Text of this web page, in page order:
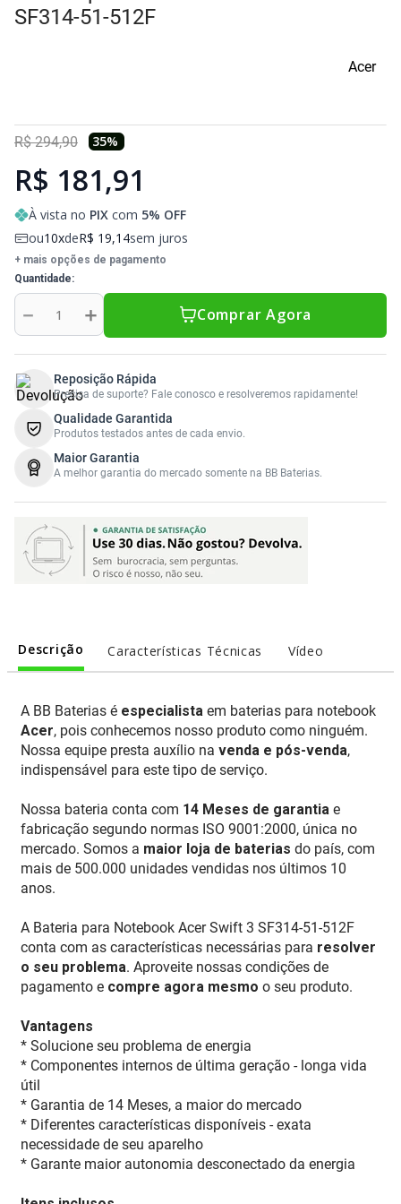
Sony Vaio
Sony Vaio
Caddy para SSD
SF314-51-512F
Acer
R$ 294,90 35%
R$ 181,91
À vista no PIX com 5% OFF
ou10 deR$ 19,14sem juros
+ mais opções de pagamento
Quantidade
＋
－ Comprar Agora
Reposição Rápida
Precisa de suporte? Fale conosco e resolveremos rapidamente!
Qualidade Garantida
Produtos testados antes de cada envio.
Maior Garantia
A melhor garantia do mercado somente na BB Baterias.
Descrição Características Técnicas Vídeo
A BB Baterias é especialista em baterias para notebook
Acer, pois conhecemos nosso produto como ninguém.
Nossa equipe presta auxílio na venda e pós-venda,
indispensável para este tipo de serviço.
Nossa bateria conta com 14 Meses de garantia e
fabricação segundo normas ISO 9001:2000, única no
mercado. Somos a maior loja de baterias do país, com
mais de 500.000 unidades vendidas nos últimos 10
anos.
A Bateria para Notebook Acer Swift 3 SF314-51-512F
conta com as características necessárias para resolver
o seu problema. Aproveite nossas condições de
pagamento e compre agora mesmo o seu produto.
Vantagens
* Solucione seu problema de energia
* Componentes internos de última geração - longa vida
útil
* Garantia de 14 Meses, a maior do mercado
* Diferentes características disponíveis - exata
necessidade de seu aparelho
* Garante maior autonomia desconectado da energia